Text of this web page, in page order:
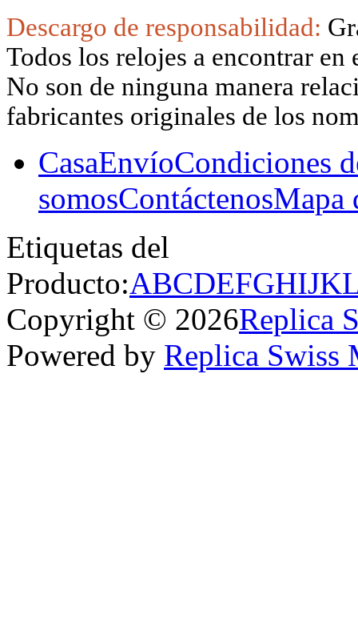
Descargo de responsabilidad:
Todos los relojes a encontrar
No son de ninguna manera
fabricantes originales de los
CasaEnvíoCondiciones
somosContáctenosMapa
Etiquetas del
Producto:ABCDEFGHIJK
Copyright © 2026Replica
Powered by Replica Swiss